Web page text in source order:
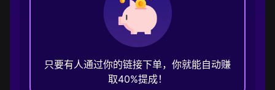
只要有人通过你的链接下单，你就能自动赚
取40%提成！